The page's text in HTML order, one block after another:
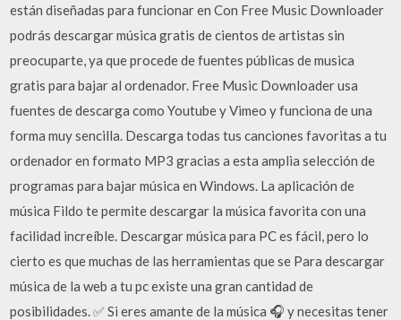
están diseñadas para funcionar en Con Free Music Downloader
podrás descargar música gratis de cientos de artistas sin
preocuparte, ya que procede de fuentes públicas de musica
gratis para bajar al ordenador. Free Music Downloader usa
fuentes de descarga como Youtube y Vimeo y funciona de una
forma muy sencilla. Descarga todas tus canciones favoritas a tu
ordenador en formato MP3 gracias a esta amplia selección de
programas para bajar música en Windows. La aplicación de
música Fildo te permite descargar la música favorita con una
facilidad increíble. Descargar música para PC es fácil, pero lo
cierto es que muchas de las herramientas que se Para descargar
música de la web a tu pc existe una gran cantidad de
posibilidades. ✅ Si eres amante de la música 🎧 y necesitas tener